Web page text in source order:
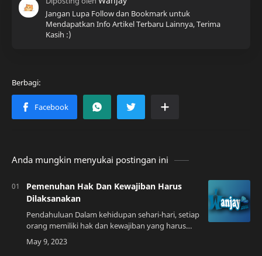
Jangan Lupa Follow dan Bookmark untuk
Mendapatkan Info Artikel Terbaru Lainnya, Terima
Kasih :)
Anda mungkin menyukai postingan ini
Pemenuhan Hak Dan Kewajiban Harus
Dilaksanakan
Pendahuluan Dalam kehidupan sehari-hari, setiap
orang memiliki hak dan kewajiban yang harus
dipenuhi. Hak dan kewajiban tersebut terkadang
bersifat individual maupun bersifat so…